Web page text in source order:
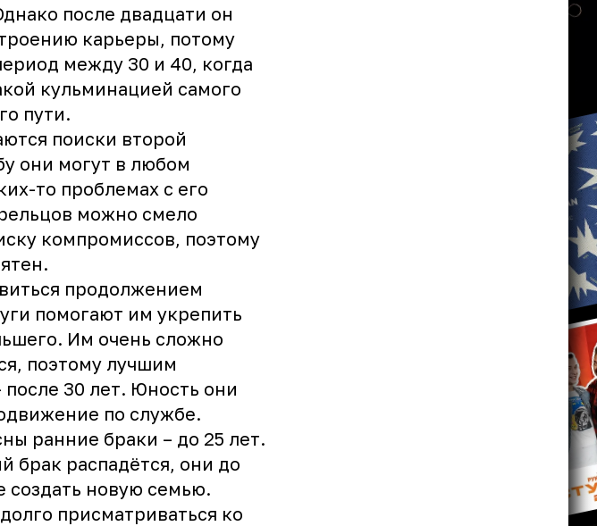
после двадцати он
карьеры, потому
между 30 и 40, когда
кульминацией самого
пути.
поиски второй
они могут в любом
то проблемах с его
можно смело
компромиссов, поэтому
продолжением
помогают им укрепить
Им очень сложно
поэтому лучшим
после 30 лет. Юность они
по службе.
ранние браки – до 25 лет.
брак распадётся, они до
создать новую семью.
присматриваться ко